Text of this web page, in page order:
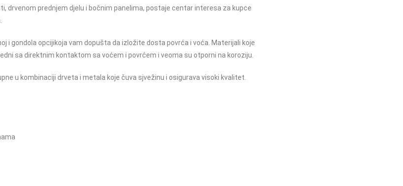
drvenom prednjem djelu i bočnim panelima, postaje centar interesa za kupce
i gondola opcijikoja vam dopušta da izložite dosta povrća i voća. Materijali koje
sa direktnim kontaktom sa voćem i povrćem i veoma su otporni na koroziju.
u kombinaciji drveta i metala koje čuva sjvežinu i osigurava visoki kvalitet.